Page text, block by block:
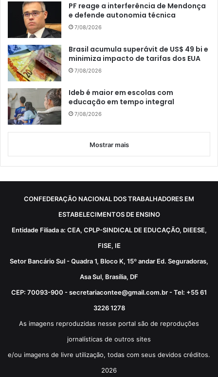
PF reage a interferência de Mendonça
e defende autonomia técnica
7/08/2026
Brasil acumula superávit de US$ 49 bi e
minimiza impacto de tarifas dos EUA
7/08/2026
Ideb é maior em escolas com
educação em tempo integral
7/08/2026
Mostrar mais
CONFEDERAÇÃO NACIONAL DOS TRABALHADORES EM
ESTABELECIMENTOS DE ENSINO
Entidade Filiada a: CEA, CPLP-SINDICAL DE EDUCAÇÃO, DIEESE,
FISE, IE
Setor Bancário Sul - Quadra 1, Bloco K, 15º andar Ed. Seguradoras,
Asa Sul, Brasília, DF
CEP: 70093-900 - secretariacontee@gmail.com.br - Tel: +55 61
3226 1278
As imagens reproduzidas nesse portal são de reproduções
jornalísticas de outros sites
e/ou imagens de livre utilização, todas com seus devidos créditos.
2026